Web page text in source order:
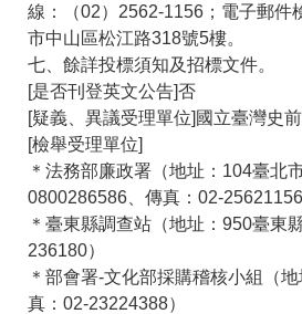
線：（02）2562-1156；電子郵件
市中山區松江路318號5樓。
七、餘詳投標須知及招標文件。
[是否刊登英文公告]否
[疑義、異議受理單位]國立臺灣史
[檢舉受理單位]
＊法務部廉政署（地址：104臺北
0800286586、傳真：02-25621156
＊臺東縣調查站（地址：950臺東
236180）
＊部會署-文化部採購稽核小組（
真：02-23224388）